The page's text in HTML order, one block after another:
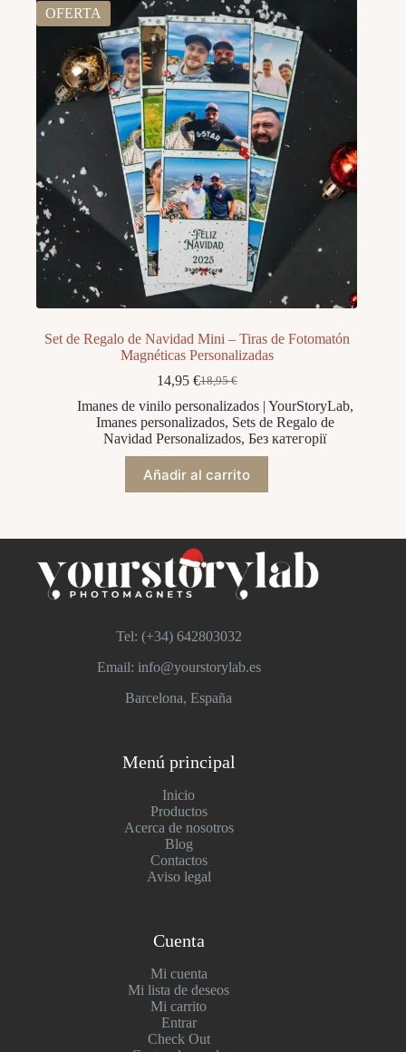
OFERTA
Set de Regalo de Navidad Mini – Tiras de Fotomatón
Magnéticas Personalizadas
18,95€
El
precio
original
era:
18,95 €.
14,95 €El
precio
actual
es:
14,95 €.
Imanes de vinilo personalizados | YourStoryLab,
Imanes personalizados, Sets de Regalo de
Navidad Personalizados,Без категорії
Añadir al carrito
Tel: (+34) 642803032
Email: info@yourstorylab.es
Barcelona, España
Menú principal
Inicio
Productos
Acerca de nosotros
Blog
Contactos
Aviso legal
Cuenta
Mi cuenta
Mi lista de deseos
Mi carrito
Entrar
Check Out